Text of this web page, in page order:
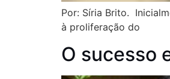
Por: Síria Brito.
à proliferação do
O sucesso